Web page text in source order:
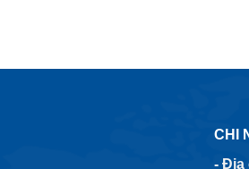
CHI
- Địa